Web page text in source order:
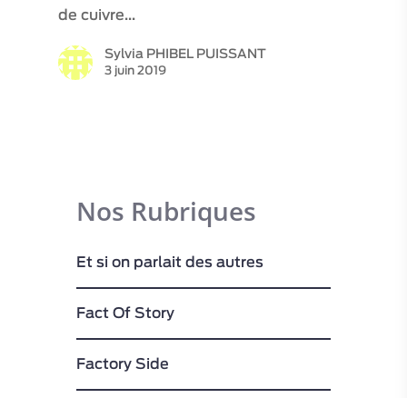
de cuivre…
Sylvia PHIBEL PUISSANT
3 juin 2019
Nos Rubriques
Et si on parlait des autres
Fact Of Story
Factory Side